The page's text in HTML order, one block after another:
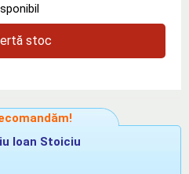
stoc
Ioan Stoiciu